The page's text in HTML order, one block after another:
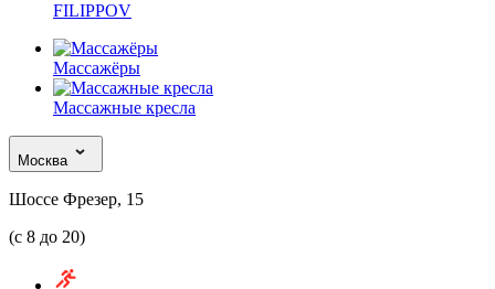
FILIPPOV
Массажёры
Массажные кресла
Москва
Шоссе Фрезер, 15
(с 8 до 20)